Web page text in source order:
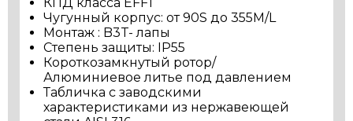
Чугунный корпус: от 90S до 355M/L
Монтаж : B3T- лапы
Степень защиты: IP55
Короткозамкнутый ротор/
Алюминиевое литье под давлением
Табличка с заводскими
характеристиками из нержавеющей